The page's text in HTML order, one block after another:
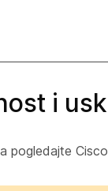
i
pogledajte Cisco